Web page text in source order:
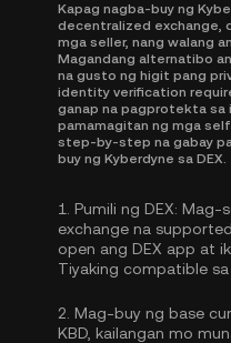
Kapag nagba-buy ng
decentralized exchange,
mga seller, nang walang
Magandang alternatibo
na gusto ng higit pang
identity verification
ganap na pagprotekta sa
pamamagitan ng mga
step-by-step na gabay
buy ng Kyberdyne sa DEX.
1. Pumili ng DEX: Mag-
exchange na
open ang DEX app at
Tiyaking compatible
2. Mag-buy ng base
KBD, kailangan mo